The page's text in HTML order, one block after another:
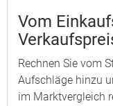
Vom
Rechnen Sie vom
Aufschläge hinzu
im Marktvergleich